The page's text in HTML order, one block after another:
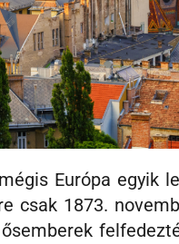
Európa egyik
csak 1873.